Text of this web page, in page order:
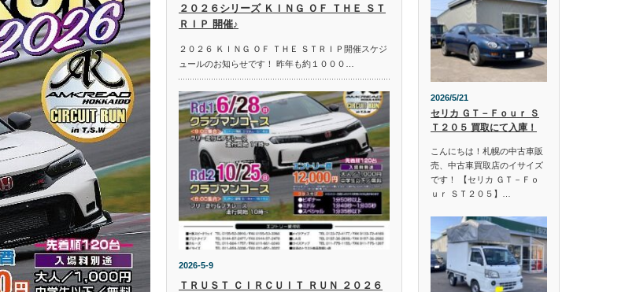
２０２６シリーズ ＫＩＮＧ ＯＦ ＴＨＥ ＳＴ
ＲＩＰ 開催♪
２０２６ ＫＩＮＧ ＯＦ ＴＨＥ ＳＴＲＩＰ開催スケジ
ュールのお知らせです！ 昨年も約１０００…
2026-5-9
ＴＲＵＳＴ ＣＩＲＣＵＩＴ ＲＵＮ ２０２６
2026/5/21
セリカ ＧＴ－Ｆｏｕｒ Ｓ
Ｔ２０５ 買取にて入庫！
こんにちは！札幌の中古車販
売、中古車買取店のイサイズ
です！ 【セリカ ＧＴ－Ｆｏ
ｕｒ ＳＴ２０５】…